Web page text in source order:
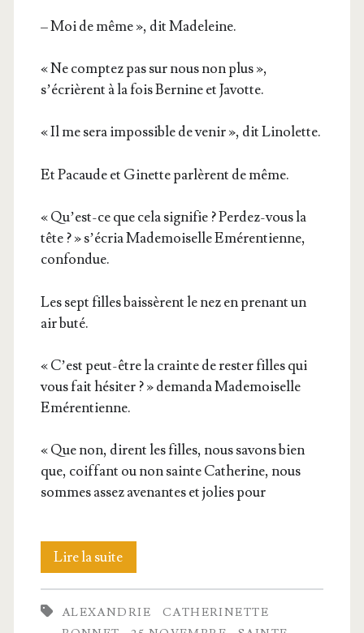
– Moi de même », dit Madeleine.
« Ne comp­tez pas sur nous non plus »,
s’écrièrent à la fois Ber­nine et Javotte.
« Il me sera impos­sible de venir », dit Linolette.
Et Pacaude et Ginette par­lèrent de même.
« Qu’est-ce que cela signi­fie ? Per­dez-vous la
tête ? » s’é­cria Made­moi­selle Emé­ren­tienne,
confondue.
Les sept filles bais­sèrent le nez en pre­nant un
air buté.
« C’est peut-être la crainte de res­ter filles qui
vous fait hési­ter ? » deman­da Made­moi­selle
Emérentienne.
« Que non, dirent les filles, nous savons bien
que, coif­fant ou non sainte Cathe­rine, nous
sommes assez ave­nantes et jolies pour
Lire la suiteLes
7
bon­
ALEXANDRIE
CATHERINETTE